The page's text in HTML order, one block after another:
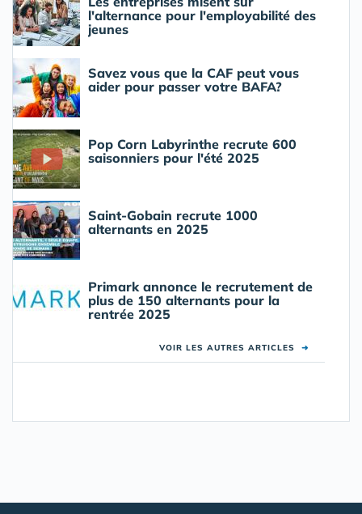
l'alternance pour l'employabilité des
jeunes
Savez vous que la CAF peut vous
aider pour passer votre BAFA?
Pop Corn Labyrinthe recrute 600
saisonniers pour l'été 2025
Saint-Gobain recrute 1000
alternants en 2025
Primark annonce le recrutement de
plus de 150 alternants pour la
rentrée 2025
VOIR LES AUTRES ARTICLES ➜